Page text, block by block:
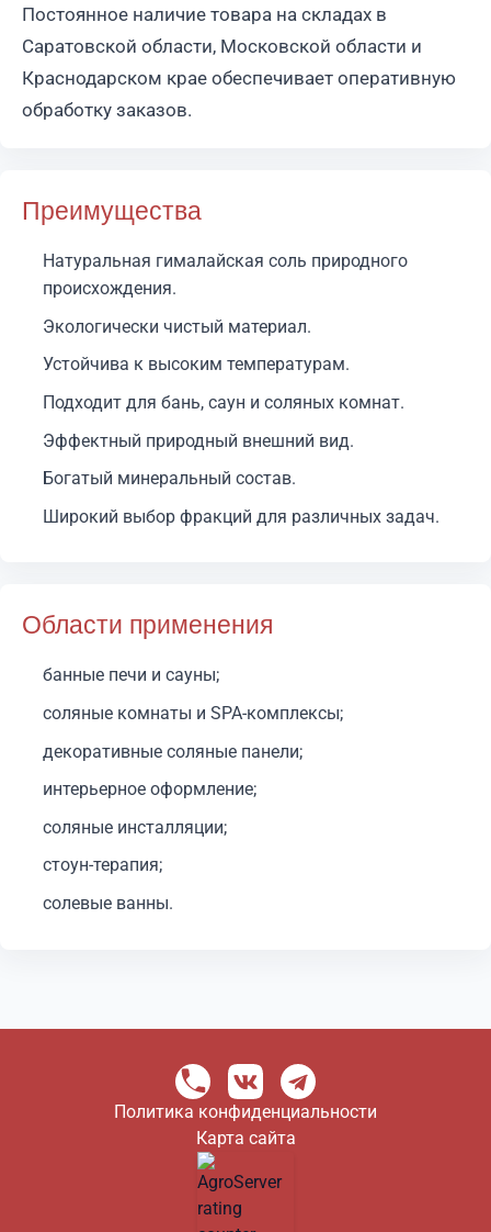
Постоянное наличие товара на складах в
Саратовской области, Московской области и
Краснодарском крае обеспечивает оперативную
обработку заказов.
Преимущества
Натуральная гималайская соль природного
происхождения.
Экологически чистый материал.
Устойчива к высоким температурам.
Подходит для бань, саун и соляных комнат.
Эффектный природный внешний вид.
Богатый минеральный состав.
Широкий выбор фракций для различных задач.
Области применения
банные печи и сауны;
соляные комнаты и SPA-комплексы;
декоративные соляные панели;
интерьерное оформление;
соляные инсталляции;
стоун-терапия;
солевые ванны.
Политика конфиденциальности
Карта сайта